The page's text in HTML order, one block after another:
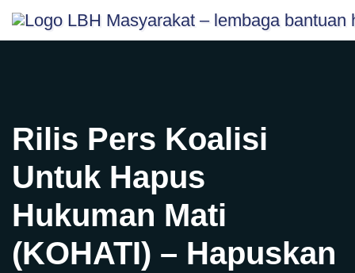
content
Skip
Rilis Pers Koalisi
Untuk Hapus
Hukuman Mati
(KOHATI) – Hapuskan